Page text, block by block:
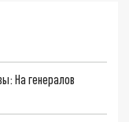
На генералов